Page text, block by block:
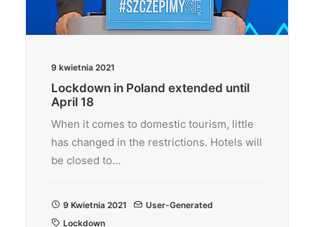
9 kwietnia 2021
Lockdown in Poland extended until
April 18
When it comes to domestic tourism, little
has changed in the restrictions. Hotels will
be closed to…
9 Kwietnia 2021
User-Generated
Lockdown